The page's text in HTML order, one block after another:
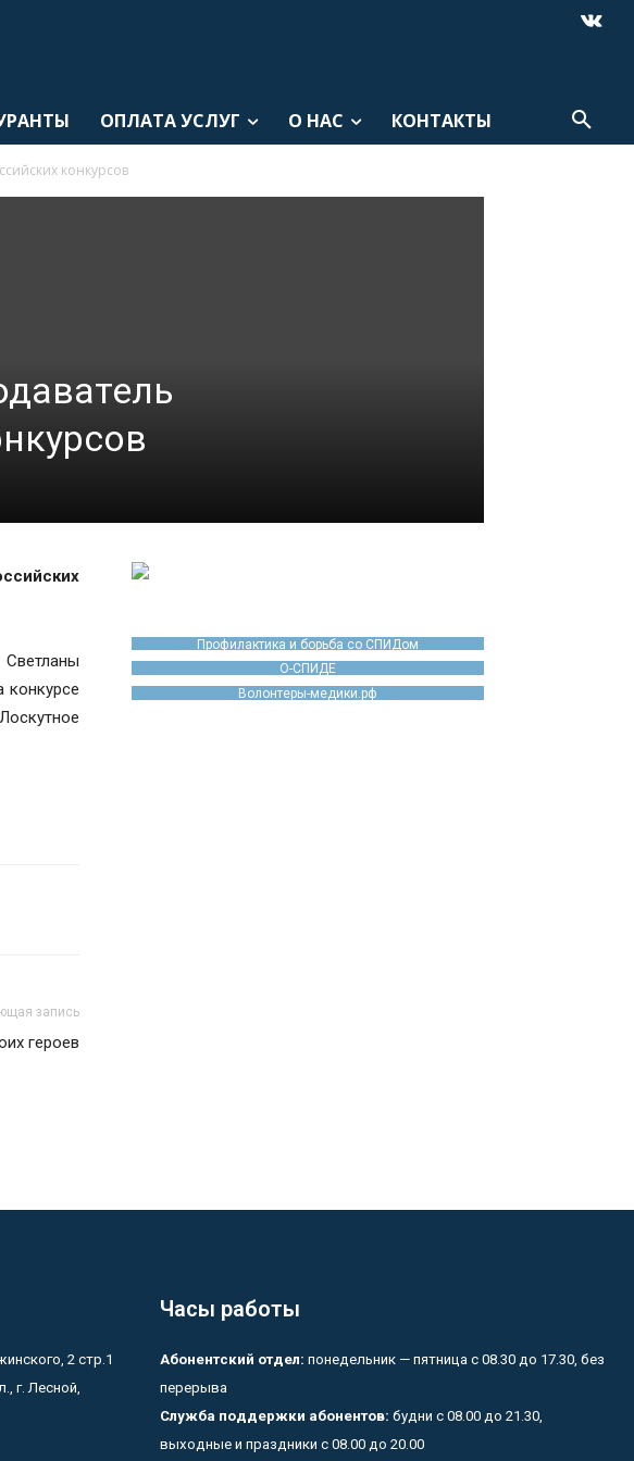
ОПЛАТА УСЛУГ О НАС КОНТАКТЫ
конкурсов
запись
героев
Профилактика и борьба со СПИДом
О-СПИДЕ
Волонтеры-медики.рф
2 стр.1
г. Лесной,
Часы работы
Абонентский отдел: понедельник — пятница с 08.30 до 17.30, без
перерыва
Служба поддержки абонентов: будни с 08.00 до 21.30,
выходные и праздники с 08.00 до 20.00